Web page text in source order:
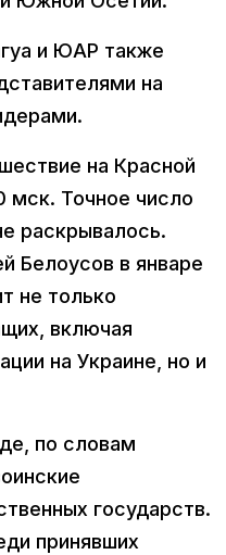
и ЮАР также
на
на Красной
мск. Точное число
раскрывалось.
Белоусов в январе
не только
включая
на Украине, но и
по словам
государств.
принявших